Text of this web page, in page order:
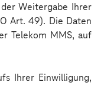
Weitergabe Ihrer
Art. 49). Die Daten
Telekom MMS, auf
Ihrer Einwilligung,